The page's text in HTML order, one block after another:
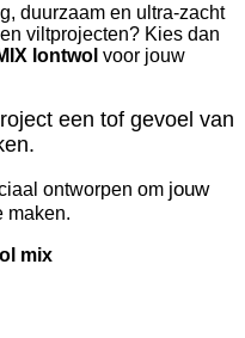
duurzaam en ultra-zacht
viltprojecten? Kies dan
lontwol voor jouw
een tof gevoel van
ontworpen om jouw
maken.
mix